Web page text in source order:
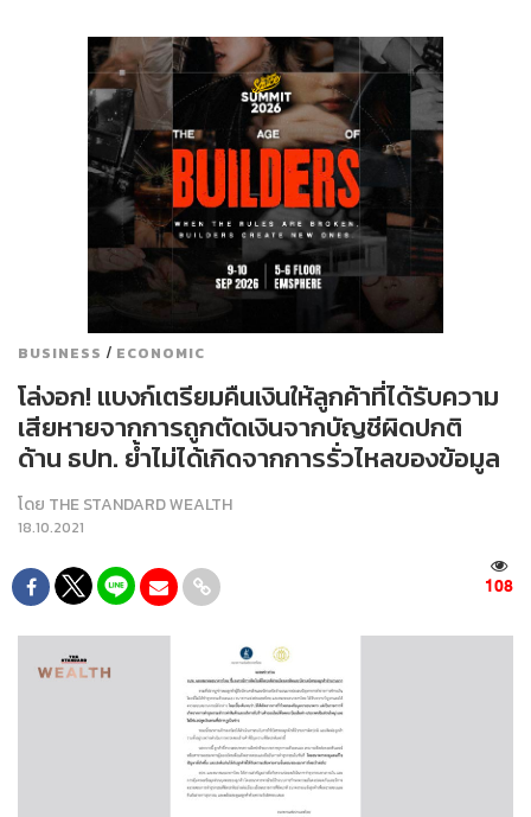
BUSINESS / ECONOMIC
โล่งอก! แบงก์เตรียมคืนเงินให้ลูกค้าที่ได้รับความ
เสียหายจากการถูกตัดเงินจากบัญชีผิดปกติ
ด้าน ธปท. ย้ำไม่ได้เกิดจากการรั่วไหลของข้อมูล
โดย THE STANDARD WEALTH
18.10.2021
108